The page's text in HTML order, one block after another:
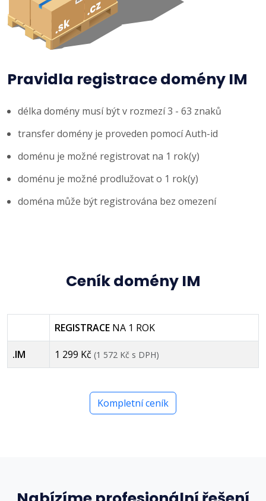
Pravidla registrace domény IM
délka domény musí být v rozmezí 3 - 63 znaků
transfer domény je proveden pomocí Auth-id
doménu je možné registrovat na 1 rok(y)
doménu je možné prodlužovat o 1 rok(y)
doména může být registrována bez omezení
Ceník domény IM
REGISTRACE NA 1 ROK
.IM 1 299 Kč (1 572 Kč s DPH)
Kompletní ceník